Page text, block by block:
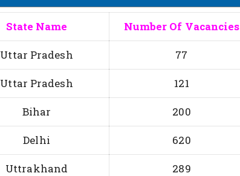
State Name Number Of Vacancies
Uttar Pradesh 77
Uttar Pradesh 121
Bihar 200
Delhi 620
Uttrakhand 289